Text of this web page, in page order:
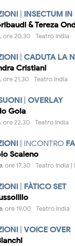
INSECTUM IN
& Tereza
, ore 20,30 - Teatro India
CADUTA LA
Cristiani
, ore 21,30 - Teatro India
OVERLAY
Gola
, ore 22,30 - Teatro India
| INCONTRO
Scaleno
, ore 17,30 - Teatro India
FÀTICO SET
, ore 19,00 - Teatro India
VOICE OVER